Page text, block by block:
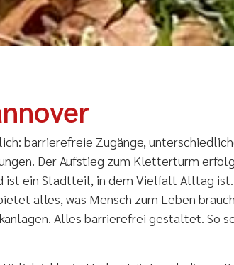
barrierefreie Zugänge,
Der Aufstieg zum Kletterturm
ein Stadtteil, in dem Vielfalt Alltag ist.
alles, was Mensch zum Leben
Alles barrierefrei gestaltet.